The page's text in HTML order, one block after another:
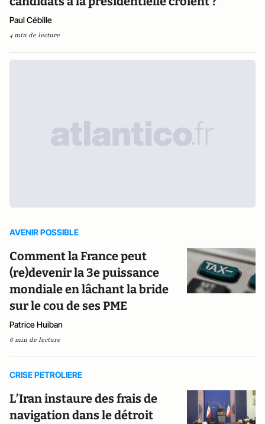
Paul Cébille
4 min de lecture
AVENIR POSSIBLE
Comment la France peut
(re)devenir la 3e puissance
mondiale en lâchant la bride
sur le cou de ses PME
Patrice Huiban
6 min de lecture
CRISE PETROLIERE
L’Iran instaure des frais de
navigation dans le détroit